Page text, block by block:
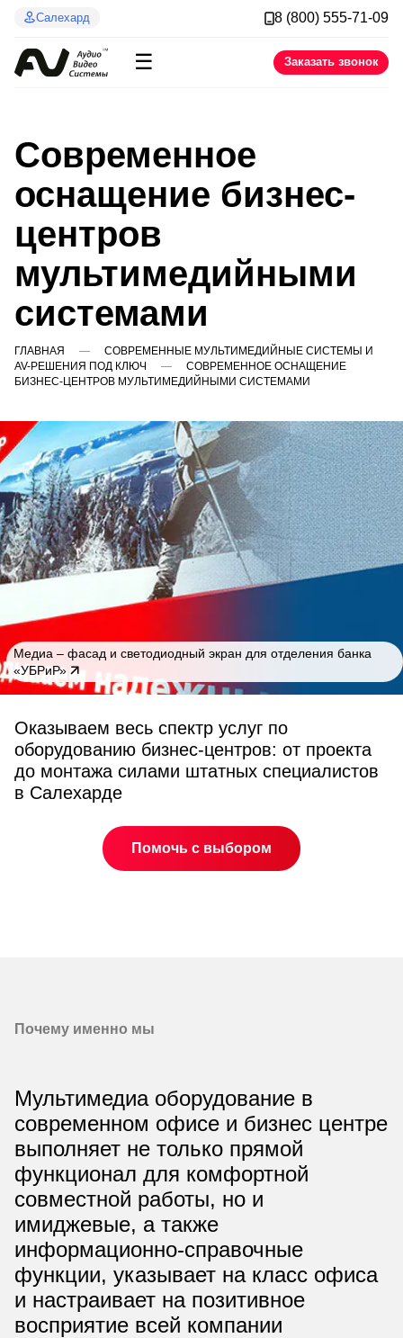
Салехард 8 (800) 555-71-09
☰ Заказать звонок
Современное
оснащение бизнес-
центров
мультимедийными
системами
ГЛАВНАЯ
СОВРЕМЕННЫЕ МУЛЬТИМЕДИЙНЫЕ СИСТЕМЫ И
AV-РЕШЕНИЯ ПОД КЛЮЧ
СОВРЕМЕННОЕ ОСНАЩЕНИЕ
БИЗНЕС-ЦЕНТРОВ МУЛЬТИМЕДИЙНЫМИ СИСТЕМАМИ
Медиа – фасад и светодиодный экран для отделения банка
«УБРиР»
Оказываем весь спектр услуг по
оборудованию бизнес-центров: от проекта
до монтажа силами штатных специалистов
в Салехарде
Помочь с выбором
Почему именно мы
Мультимедиа оборудование в
современном офисе и бизнес центре
выполняет не только прямой
функционал для комфортной
совместной работы, но и
имиджевые, а также
информационно-справочные
функции, указывает на класс офиса
и настраивает на позитивное
восприятие всей компании